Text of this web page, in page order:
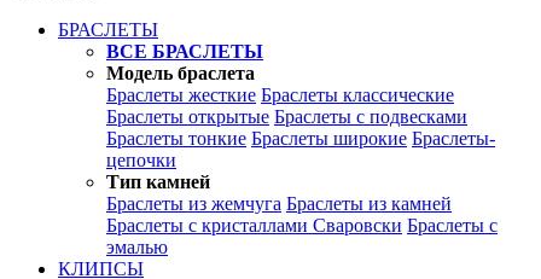
БРАСЛЕТЫ
ВСЕ БРАСЛЕТЫ
Модель браслета
Браслеты жесткие Браслеты классические
Браслеты открытые Браслеты с подвесками
Браслеты тонкие Браслеты широкие Браслеты-
цепочки
Тип камней
Браслеты из жемчуга Браслеты из камней
Браслеты с кристаллами Сваровски Браслеты с
эмалью
КЛИПСЫ